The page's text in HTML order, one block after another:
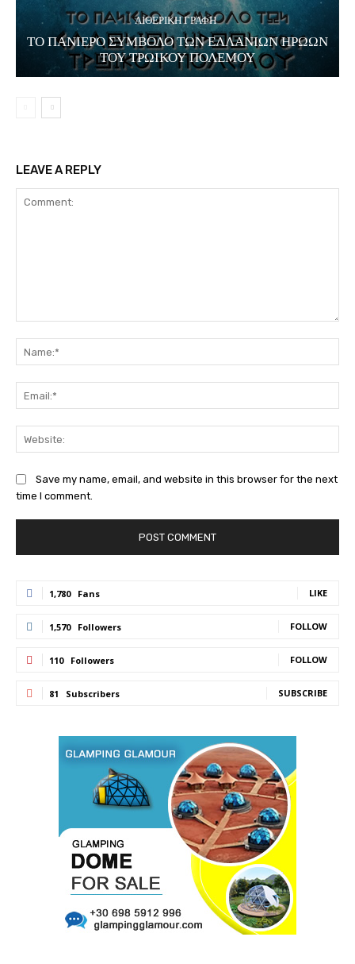
ΑΙΘΕΡΙΚΗ ΓΡΑΦΗ
ΤΟ ΠΑΝΙΕΡΟ ΣΥΜΒΟΛΟ ΤΩΝ ΕΛΛΑΝΙΩΝ ΗΡΩΩΝ
ΤΟΥ ΤΡΩΙΚΟΥ ΠΟΛΕΜΟΥ
LEAVE A REPLY
Save my name, email, and website in this browser for the next
time I comment.
1,780 Fans LIKE
1,570 Followers FOLLOW
110 Followers FOLLOW
81 Subscribers SUBSCRIBE